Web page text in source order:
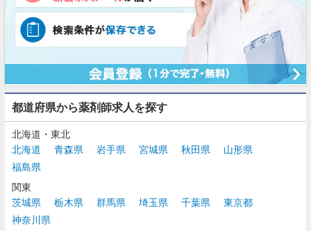
都道府県から薬剤師求人を探す
北海道・東北
北海道
青森県 岩手県 宮城県 秋田県
山形県
福島県
関東
茨城県
栃木県 群馬県 埼玉県 千葉県
東京都
神奈川県